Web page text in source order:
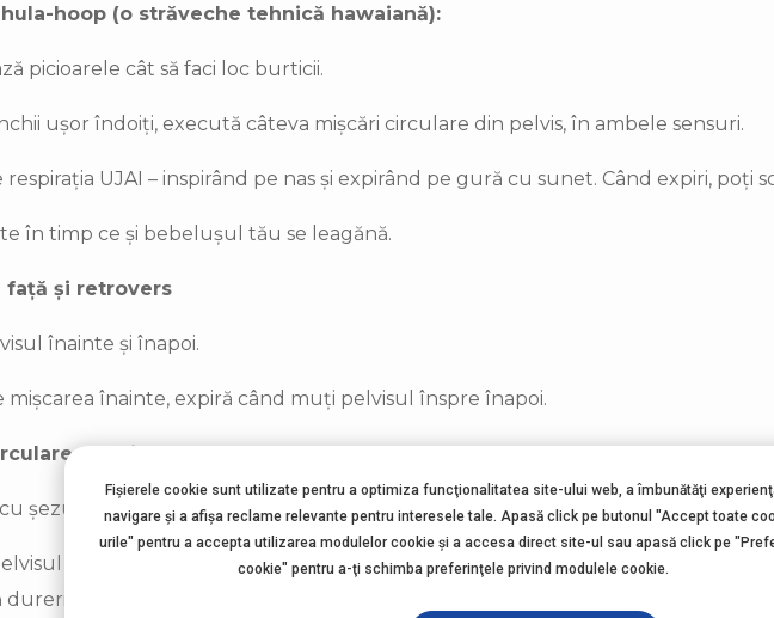
hoop (o străveche tehnică hawaiană):
picioarele cât să faci loc burticii.
ușor îndoiți, execută câteva mișcări circulare din pelvis, în ambele sensuri.
respirația UJAI – inspirând pe nas și expirând pe gură cu sunet. Când expiri, poți
te în timp ce și bebelușul tău se leagănă.
față și retrovers
înainte și înapoi.
mișcarea înainte, expiră când muți pelvisul înspre înapoi.
cu mingea
cu șezutul pe minge.
circular – mișcarea te ajută și ladurerile sciatice, atenuează disconfortul
durerile din zona pelvisului și zona lombară.
Fișierele cookie sunt utilizate pentru a optimiza funcţionalitatea site-ului web, a îmbunătăţi
navigare şi a afişa reclame relevante pentru interesele tale. Apasă click pe butonul "Accept toate
urile" pentru a accepta utilizarea modulelor cookie şi a accesa direct site-ul sau apasă click pe
cookie" pentru a-ţi schimba preferinţele privind modulele cookie.